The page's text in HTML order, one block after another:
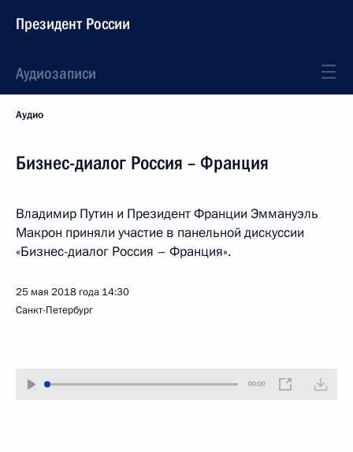
Президент России
Аудиозаписи
Аудио
Бизнес-диалог Россия – Франция
Владимир Путин и Президент Франции Эммануэль
Макрон приняли участие в панельной дискуссии
«Бизнес-диалог Россия – Франция».
25 мая 2018 года 14:30
Санкт-Петербург
00:00